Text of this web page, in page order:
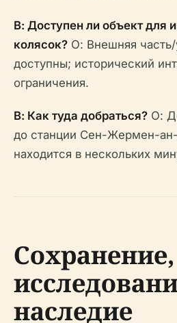
В: Доступен ли объект для
колясок? О: Внешняя
доступны; исторический
ограничения.
В: Как туда добраться? О:
до станции Сен-Жермен-
находится в нескольких
Сохранение,
наследие